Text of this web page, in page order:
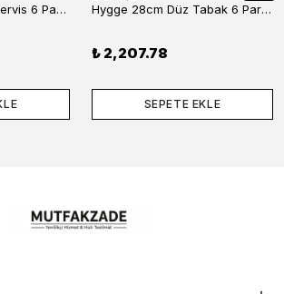
Hygge 30cm Oval Servis 6 Parça Hygge 28cm Düz Tabak 6 Parça
₺ 2,207.78
SEPETE EKLE